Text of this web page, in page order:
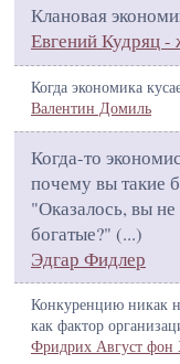
Клановая
Евгений Кудряц -
Когда экономика
Валентин Домиль
Когда-то
почему вы такие
"Оказалось, вы
богатые?" (...)
Эдгар Фидлер
Конкуренцию никак
как фактор
Фридрих Август фон